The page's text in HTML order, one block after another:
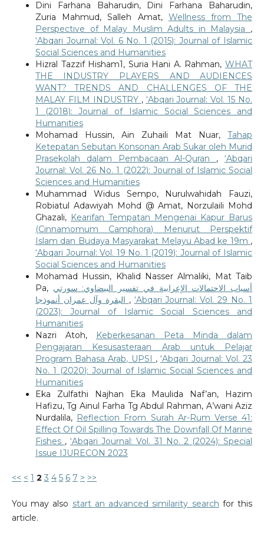
Dini Farhana Baharudin, Dini Farhana Baharudin,
Zuria Mahmud, Salleh Amat, Wellness from The
Perspective of Malay Muslim Adults in Malaysia ,
‘Abqari Journal: Vol. 6 No. 1 (2015): Journal of Islamic
Social Sciences and Humanities
Hizral Tazzif Hisham1, Suria Hani A. Rahman,WHAT
THE INDUSTRY PLAYERS AND AUDIENCES
WANT? TRENDS AND CHALLENGES OF THE
MALAY FILM INDUSTRY , ‘Abqari Journal: Vol. 15 No.
1 (2018): Journal of Islamic Social Sciences and
Humanities
Mohamad Hussin, Ain Zuhaili Mat Nuar,Tahap
Ketepatan Sebutan Konsonan Arab Sukar oleh Murid
Prasekolah dalam Pembacaan Al-Quran ,‘Abqari
Journal: Vol. 26 No. 1 (2022): Journal of Islamic Social
Sciences and Humanities
Muhammad Widus Sempo, Nurulwahidah Fauzi,
Robiatul Adawiyah Mohd @ Amat, Norzulaili Mohd
Ghazali, Kearifan Tempatan Mengenai Kapur Barus
(Cinnamomum Camphora) Menurut Perspektif
Islam dan Budaya Masyarakat Melayu Abad ke 19m ,
‘Abqari Journal: Vol. 19 No. 1 (2019): Journal of Islamic
Social Sciences and Humanities
Mohamad Hussin, Khalid Nasser Almaliki, Mat Taib
Pa, أسباب الاحتمالات الإعرابية في تفسير البيضاوي: سورتي
, ‘Abqari Journal: Vol. 29 No. 1
(2023): Journal of Islamic Social Sciences and
Humanities
Nazri Atoh,
Keberkesanan Peta Minda dalam
Pengajaran Kesusasteraan Arab untuk Pelajar
Program Bahasa Arab, UPSI ,‘Abqari Journal: Vol. 23
No. 1 (2020): Journal of Islamic Social Sciences and
Humanities
Eka Zulfathi Najhan Eka Maulida Naf’an, Hazim
Hafizu, Tg Ainul Farha Tg Abdul Rahman, A’wani Aziz
Nurdalila, Reflection From Surah Ar-Rum Verse 41:
Effect Of Oil Spilling Towards The Downfall Of Marine
Fishes ,‘Abqari Journal: Vol. 31 No. 2 (2024): Special
Issue IJURECON 2023
<< < 1 2 3 4 5 6 7 > >>
You may also start an advanced similarity search for this
article.